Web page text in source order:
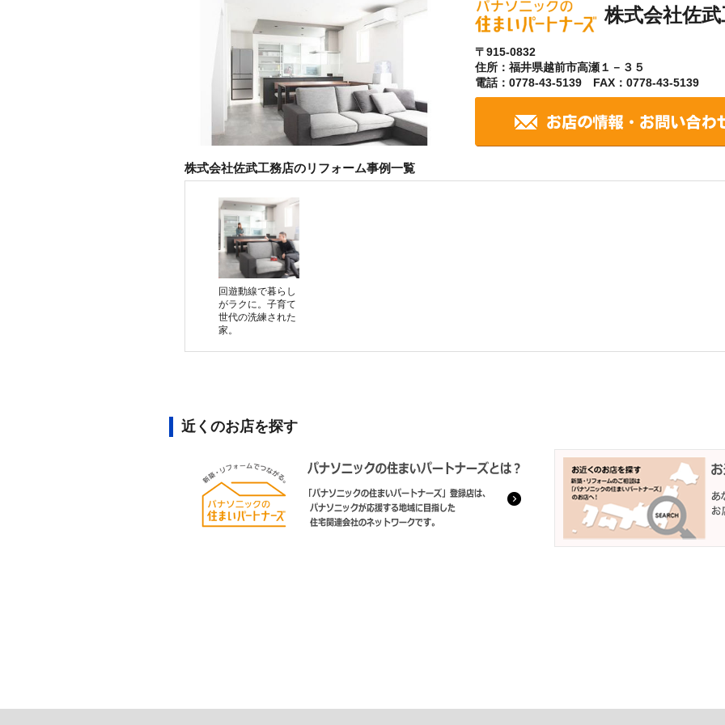
株式会社佐
〒915-0832
住所：福井県越前市高瀬１－３５
電話：0778-43-5139 FAX：0778-43-5139
株式会社佐武工務店のリフォーム事例一覧
回遊動線で暮らし
がラクに。子育て
世代の洗練された
家。
近くのお店を探す